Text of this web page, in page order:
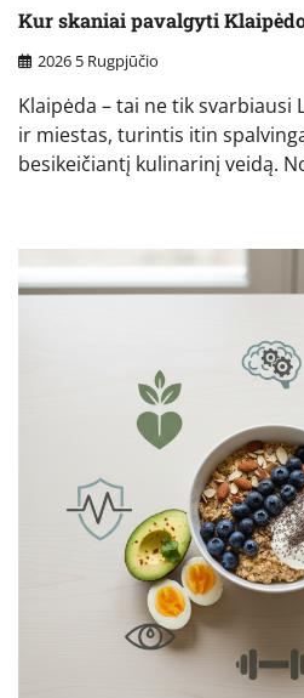
Kur skaniai pavalgyti
2026 5 Rugpjūčio
Klaipėda – tai ne tik
ir miestas, turintis itin
besikeičiantį kulinarinį veidą.